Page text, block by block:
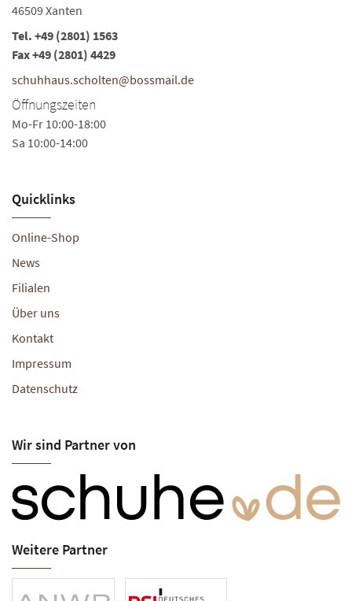
46509 Xanten
Tel. +49 (2801) 1563
Fax +49 (2801) 4429
schuhhaus.scholten@bossmail.de
Öffnungszeiten
Mo-Fr 10:00-18:00
Sa 10:00-14:00
Quicklinks
Online-Shop
News
Filialen
Über uns
Kontakt
Impressum
Datenschutz
Wir sind Partner von
Weitere Partner